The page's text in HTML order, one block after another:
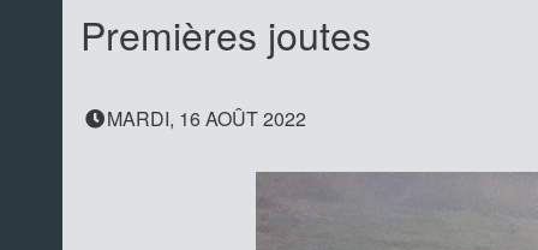
Premières joutes
MARDI, 16 AOÛT 2022